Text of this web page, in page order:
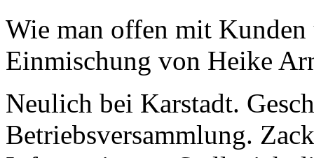
Wie man offen mit
Einmischung von Heike
Neulich bei Karstadt.
Betriebsversammlung.